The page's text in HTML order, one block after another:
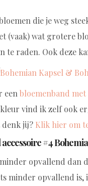
die je weg
(vaak) wat grotere
te raden. Ook deze
een bloemenband
vind ik zelf ook
denk jij? Klik hier om
#4
opvallend dan
minder opvallend